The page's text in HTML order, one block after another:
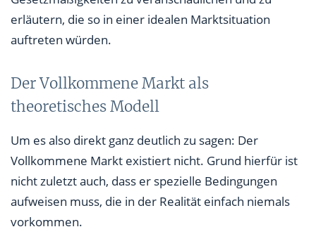
erläutern, die so in einer idealen Marktsituation
auftreten würden.
Der Vollkommene Markt als
theoretisches Modell
Um es also direkt ganz deutlich zu sagen: Der
Vollkommene Markt existiert nicht. Grund hierfür ist
nicht zuletzt auch, dass er spezielle Bedingungen
aufweisen muss, die in der Realität einfach niemals
vorkommen.